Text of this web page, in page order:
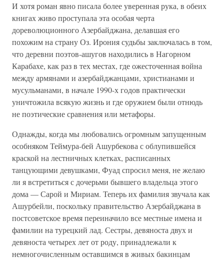
И хотя роман явно писала более уверенная рука, в обеих
книгах живо проступала эта особая черта
дореволюционного Азербайджана, делавшая его
похожим на страну Оз. Ирония судьбы заключалась в том,
что деревни поэтов-ашугов находились в Нагорном
Карабахе, как раз в тех местах, где ожесточенная война
между армянами и азербайджанцами, христианами и
мусульманами, в начале 1990-х годов практически
уничтожила всякую жизнь и где оружием были отнюдь
не поэтические сравнения или метафоры.
Однажды, когда мы любовались огромным запущенным
особняком Теймура-бей Ашурбекова с облупившейся
краской на лестничных клетках, расписанных
танцующими девушками, Фуад спросил меня, не желаю
ли я встретиться с дочерьми бывшего владельца этого
дома — Сарой и Мириам. Теперь их фамилия звучала как
Ашурбейли, поскольку правительство Азербайджана в
постсоветское время переиначило все местные имена и
фамилии на турецкий лад. Сестры, девяноста двух и
девяноста четырех лет от роду, принадлежали к
немногочисленным оставшимся в живых бакинцам